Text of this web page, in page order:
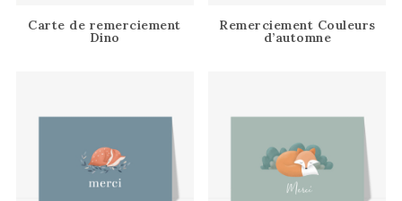
Carte de remerciement
Dino
Remerciement Couleurs
d’automne